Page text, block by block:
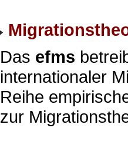
Das efms
internationaler
Reihe
zur